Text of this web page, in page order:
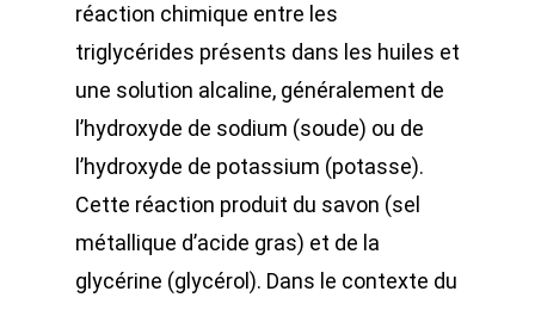
réaction chimique entre les
triglycérides présents dans les huiles et
une solution alcaline, généralement de
l’hydroxyde de sodium (soude) ou de
l’hydroxyde de potassium (potasse).
Cette réaction produit du savon (sel
métallique d’acide gras) et de la
glycérine (glycérol). Dans le contexte du